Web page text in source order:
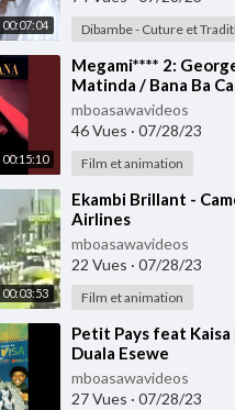
00:07:04 Dibambe - Cuture et
00:15:10
⁣Megami**** 2:
Matinda / Bana Ba
Souzana / Diamo
Antonio /...
mboasawavideos
46 Vues · 07/28/23
Film et animation
00:03:53
⁣Ekambi Brillant -
Airlines
mboasawavideos
22 Vues · 07/28/23
Film et animation
⁣Petit Pays feat Kaisa
Duala Esewe
mboasawavideos
27 Vues · 07/28/23